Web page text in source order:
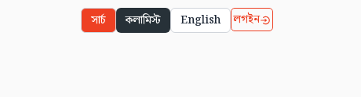
সার্চ কলামিস্ট English লগইন